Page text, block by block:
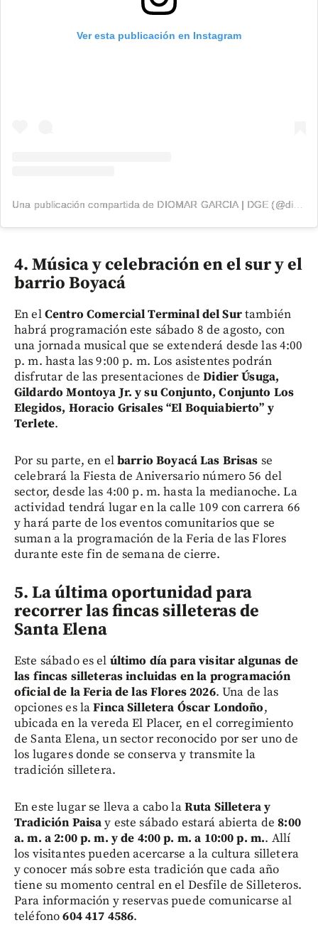
Ver esta publicación en Instagram
4. Música y celebración en el sur y el
barrio Boyacá
En elCentro Comercial Terminal del Surtambién
habrá programación este sábado 8 de agosto, con
una jornada musical que se extenderá desde las 4:00
p. m. hasta las 9:00 p. m. Los asistentes podrán
disfrutar de las presentaciones deDidier Úsuga,
Gildardo Montoya Jr. y su Conjunto, Conjunto Los
Elegidos, Horacio Grisales “El Boquiabierto” y
Terlete.
Por su parte, en elbarrio Boyacá Las Brisas se
celebrará la Fiesta de Aniversario número 56 del
sector, desde las 4:00 p. m. hasta la medianoche. La
actividad tendrá lugar en la calle 109 con carrera 66
y hará parte de los eventos comunitarios que se
suman a la programación de la Feria de las Flores
durante este fin de semana de cierre.
5. La última oportunidad para
recorrer las fincas silleteras de
Santa Elena
Este sábado es el último día para visitar algunas de
las fincas silleteras incluidas en la programación
oficial de la Feria de las Flores 2026. Una de las
opciones es laFinca Silletera Óscar Londoño,
ubicada en la vereda El Placer, en el corregimiento
de Santa Elena, un sector reconocido por ser uno de
los lugares donde se conserva y transmite la
tradición silletera.
En este lugar se lleva a cabo laRuta Silletera y
Tradición Paisay este sábado estará abierta de8:00
a. m. a 2:00 p. m. y de 4:00 p. m. a 10:00 p. m.. Allí
los visitantes pueden acercarse a la cultura silletera
y conocer más sobre esta tradición que cada año
tiene su momento central en el Desfile de Silleteros.
Para información y reservas puede comunicarse al
teléfono604 417 4586.